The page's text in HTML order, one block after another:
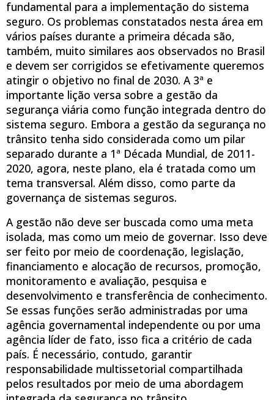
fundamental para a implementação do sistema
seguro. Os problemas constatados nesta área em
vários países durante a primeira década são,
também, muito similares aos observados no Brasil
e devem ser corrigidos se efetivamente queremos
atingir o objetivo no final de 2030. A 3ª e
importante lição versa sobre a gestão da
segurança viária como função integrada dentro do
sistema seguro. Embora a gestão da segurança no
trânsito tenha sido considerada como um pilar
separado durante a 1ª Década Mundial, de 2011-
2020, agora, neste plano, ela é tratada como um
tema transversal. Além disso, como parte da
governança de sistemas seguros.
A gestão não deve ser buscada como uma meta
isolada, mas como um meio de governar. Isso deve
ser feito por meio de coordenação, legislação,
financiamento e alocação de recursos, promoção,
monitoramento e avaliação, pesquisa e
desenvolvimento e transferência de conhecimento.
Se essas funções serão administradas por uma
agência governamental independente ou por uma
agência líder de fato, isso fica a critério de cada
país. É necessário, contudo, garantir
responsabilidade multissetorial compartilhada
pelos resultados por meio de uma abordagem